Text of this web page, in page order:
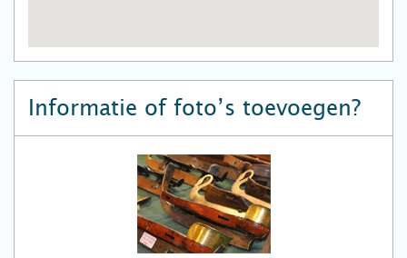
Informatie of foto’s toevoegen?